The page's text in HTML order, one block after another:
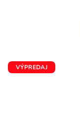
VÝPREDAJ